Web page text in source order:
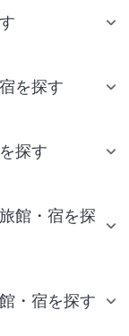
を探す
探す
館・宿を探
・宿を探す